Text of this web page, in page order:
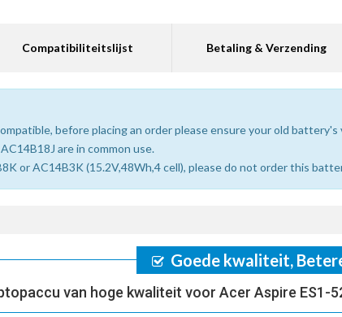
Compatibiliteitslijst Betaling & Verzending
before placing an order please ensure your old
are in common use.
or AC14B3K (15.2V,48Wh,4 cell), please do not order this
Goede kwaliteit,
van hoge kwaliteit voor Acer Aspire ES1-